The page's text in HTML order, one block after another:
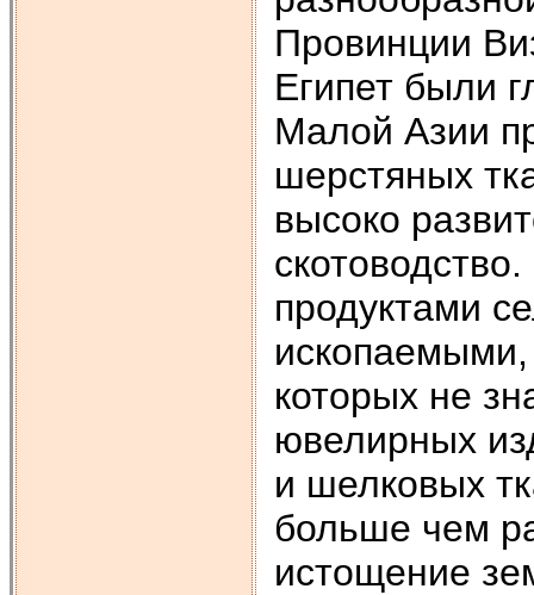
Провинции
Египет были
Малой Азии
шерстяных
высоко
продуктами
которых не
ювелирных
и шелковых
больше чем
истощение